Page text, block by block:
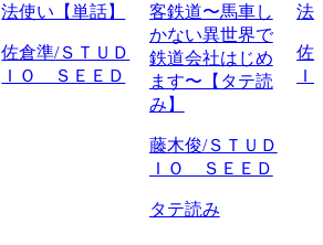
法使い【単話】
佐倉準/ＳＴＵＤ
ＩＯ ＳＥＥＤ
客鉄道〜馬車し
かない異世界で
鉄道会社はじめ
ます〜【タテ読
み】
藤木俊/ＳＴＵＤ
ＩＯ ＳＥＥＤ
タテ読み
法
佐